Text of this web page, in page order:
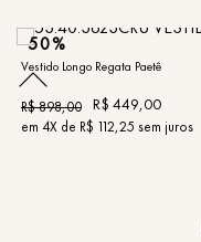
50%
Vestido Longo Regata Paetê
R$898,00 R$ 449,00
em 4X de R$ 112,25 sem juros